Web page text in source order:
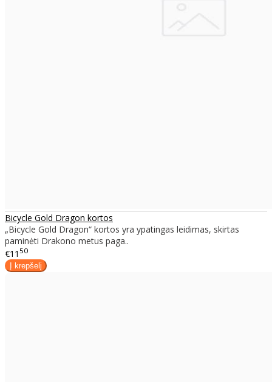
Bicycle Gold Dragon kortos
„Bicycle Gold Dragon“ kortos yra ypatingas leidimas, skirtas
paminėti Drakono metus paga..
€11 50